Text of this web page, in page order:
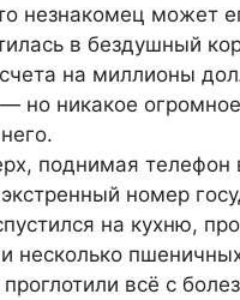
незнакомец может
в бездушный
на миллионы
но никакое
поднимая телефон
номер
на кухню,
несколько
всё с